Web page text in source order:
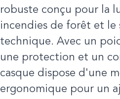
robuste conçu pour la
incendies de forêt et le
technique. Avec un
une protection et un
casque dispose d'une
ergonomique pour un